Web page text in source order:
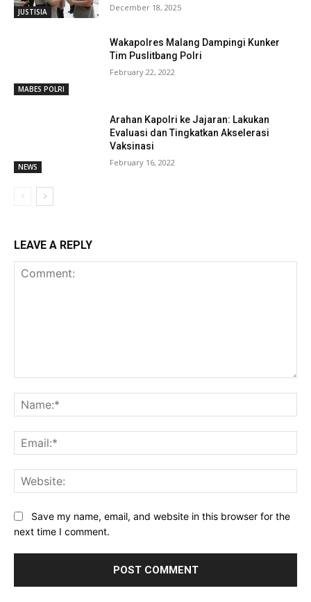
JUSTISIA December 18, 2025
MABES POLRI
Wakapolres Malang Dampingi Kunker
Tim Puslitbang Polri
February 22, 2022
NEWS
Arahan Kapolri ke Jajaran: Lakukan
Evaluasi dan Tingkatkan Akselerasi
Vaksinasi
February 16, 2022
LEAVE A REPLY
Save my name, email, and website in this browser for the
next time I comment.